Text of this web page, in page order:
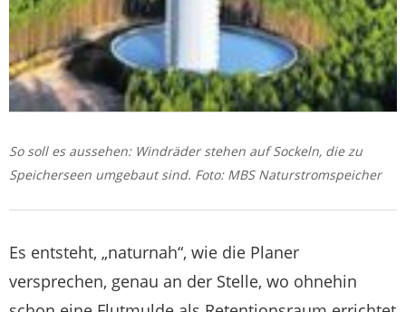
So soll es aussehen: Windräder stehen auf Sockeln, die zu
Speicherseen umgebaut sind. Foto: MBS Naturstromspeicher
Es entsteht, „naturnah“, wie die Planer
versprechen, genau an der Stelle, wo ohnehin